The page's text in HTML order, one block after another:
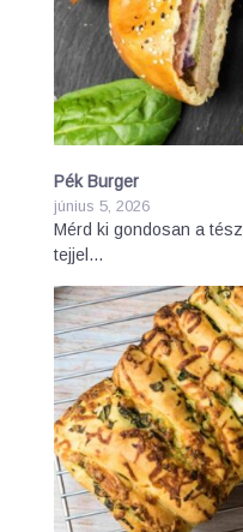
Pék Burger
június 5, 2026
Mérd ki gondosan a
tejjel…